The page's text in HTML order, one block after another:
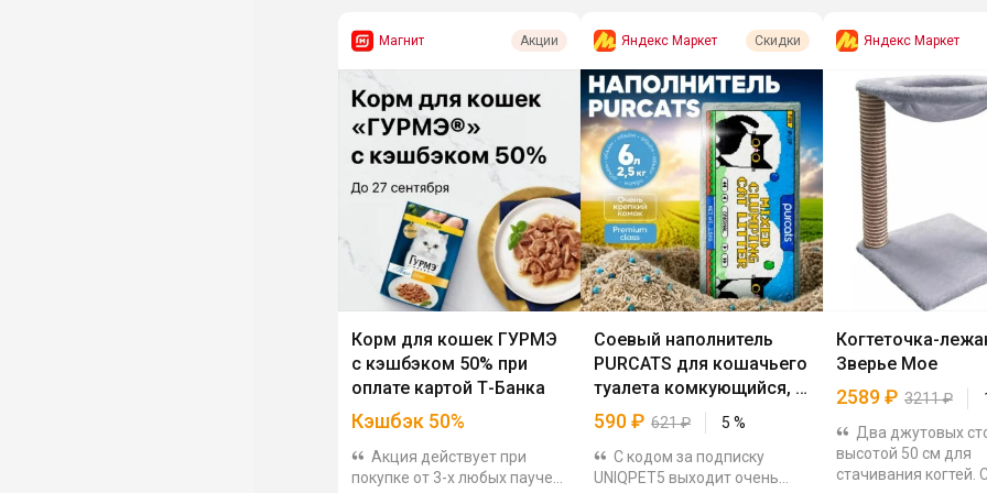
Магнит Акции
Корм для кошек ГУРМЭ
с кэшбэком 50% при
оплате картой Т-Банка
Кэшбэк 50%
Акция действует при
покупке от 3-х любых паучей
Яндекс Маркет Скидки
Соевый наполнитель
PURCATS для кошачьего
туалета комкующийся, 6
л
590₽ 621₽ 5 %
С кодом за подписку
UNIQPET5 выходит очень
Яндекс Маркет
Когтеточка-
Зверье Мое
2589₽ 3211₽
Два джутовых
высотой 50 см для
стачивания когтей.